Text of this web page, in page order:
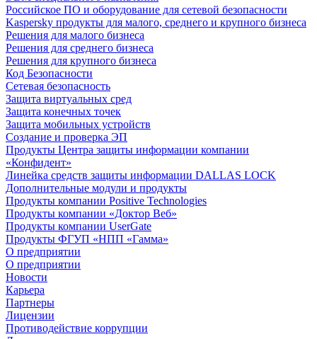
Российское ПО и оборудование для сетевой безопасности
Kaspersky продукты для малого, среднего и крупного бизнеса
Решения для малого бизнеса
Решения для среднего бизнеса
Решения для крупного бизнеса
Код Безопасности
Сетевая безопасность
Защита виртуальных сред
Защита конечных точек
Защита мобильных устройств
Создание и проверка ЭП
Продукты Центра защиты информации компании
«Конфидент»
Линейка средств защиты информации DALLAS LOCK
Дополнительные модули и продукты
Продукты компании Positive Technologies
Продукты компании «Доктор Веб»
Продукты компании UserGate
Продукты ФГУП «НПП «Гамма»
О предприятии
О предприятии
Новости
Карьера
Партнеры
Лицензии
Противодействие коррупции